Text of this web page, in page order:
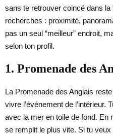
sans te retrouver coincé dans la
recherches : proximité,
pas un seul “meilleur” endroit,
selon ton profil.
1. Promenade des
La Promenade des Anglais
vivre l’événement de l’intérieur.
avec la mer en toile de fond. En
se remplit le plus vite. Si tu